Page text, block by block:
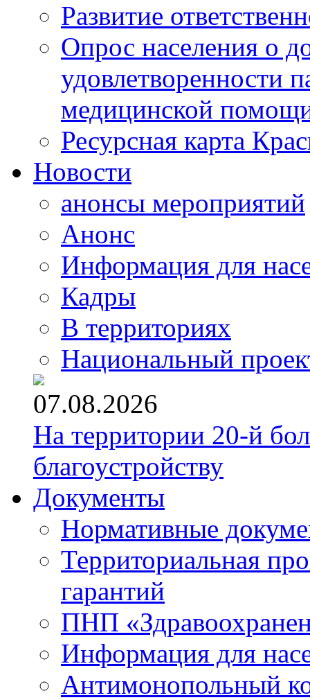
Развитие
Опрос населения о
удовлетворенности
медицинской
Ресурсная карта
Новости
анонсы мероприятий
Анонс
Информация для
Кадры
В территориях
Национальный
07.08.2026
На территории 20-й
благоустройству
Документы
Нормативные
Территориальная
гарантий
ПНП
Информация для
Антимонопольный